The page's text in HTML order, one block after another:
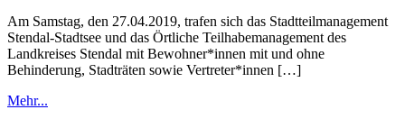
Am Samstag, den 27.04.2019, trafen sich das Stadtteilmanagement
Stendal-Stadtsee und das Örtliche Teilhabemanagement des
Landkreises Stendal mit Bewohner*innen mit und ohne
Behinderung, Stadträten sowie Vertreter*innen […]
Mehr...